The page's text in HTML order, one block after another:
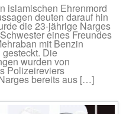
islamischen Ehrenmord
deuten darauf hin
die 23-jährige Narges
eines Freundes
mit Benzin
Die
wurden von
Polizeireviers
bereits aus […]